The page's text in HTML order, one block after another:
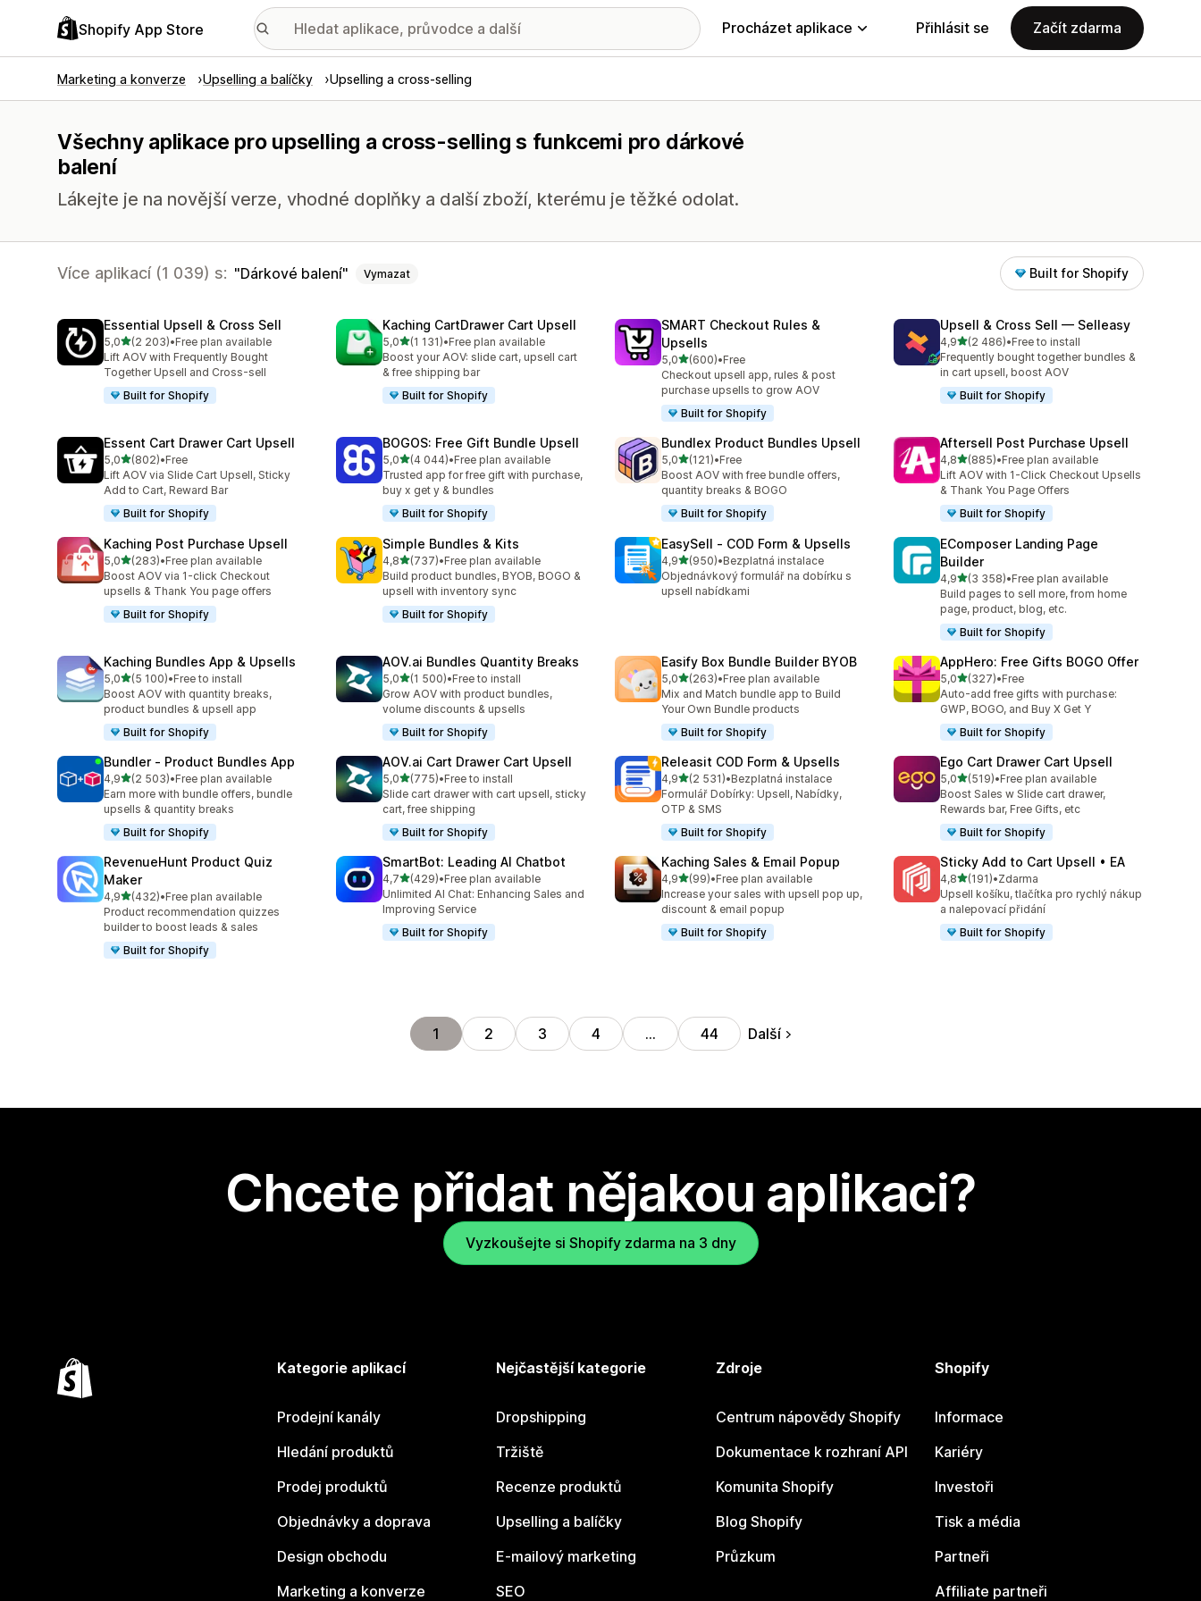
Shopify App Store Procházet aplikace Přihlásit se Začít zdarma
Marketing a konverze Upselling a balíčky Upselling a cross-selling
Všechny aplikace pro upselling a cross-selling s funkcemi pro dárkové
balení
Lákejte je na novější verze, vhodné doplňky a další zboží, kterému je těžké odolat.
Více aplikací (1 039) s: Dárkové balení Vymazat Built for Shopify
Essential Upsell & Cross Sell
5,0z 5 hvězd
(2 203)
Celkový počet recenzí: 2203
•Free plan available
Lift AOV with Frequently Bought
Together Upsell and Cross-sell
Built for Shopify
Kaching CartDrawer Cart Upsell
5,0z 5 hvězd
(1 131)
Celkový počet recenzí: 1131
•Free plan available
Boost your AOV: slide cart, upsell cart
& free shipping bar
Built for Shopify
SMART Checkout Rules &
Upsells
5,0z 5 hvězd
(600)
Celkový počet recenzí: 600
•Free
Checkout upsell app, rules & post
purchase upsells to grow AOV
Built for Shopify
Upsell & Cross Sell — Selleasy
4,9z 5 hvězd
(2 486)
Celkový počet recenzí: 2486
•Free to install
Frequently bought together bundles &
in cart upsell, boost AOV
Built for Shopify
Essent Cart Drawer Cart Upsell
5,0z 5 hvězd
(802)
Celkový počet recenzí: 802
•Free
Lift AOV via Slide Cart Upsell, Sticky
Add to Cart, Reward Bar
Built for Shopify
BOGOS: Free Gift Bundle Upsell
5,0z 5 hvězd
(4 044)
Celkový počet recenzí: 4044
•Free plan available
Trusted app for free gift with purchase,
buy x get y & bundles
Built for Shopify
Bundlex Product Bundles Upsell
5,0z 5 hvězd
(121)
Celkový počet recenzí: 121
•Free
Boost AOV with free bundle offers,
quantity breaks & BOGO
Built for Shopify
Aftersell Post Purchase Upsell
4,8z 5 hvězd
(885)
Celkový počet recenzí: 885
•Free plan available
Lift AOV with 1-Click Checkout Upsells
& Thank You Page Offers
Built for Shopify
Kaching Post Purchase Upsell
5,0z 5 hvězd
(283)
Celkový počet recenzí: 283
•Free plan available
Boost AOV via 1-click Checkout
upsells & Thank You page offers
Built for Shopify
Simple Bundles & Kits
4,8z 5 hvězd
(737)
Celkový počet recenzí: 737
•Free plan available
Build product bundles, BYOB, BOGO &
upsell with inventory sync
Built for Shopify
EasySell ‑ COD Form & Upsells
4,9z 5 hvězd
(950)
Celkový počet recenzí: 950
•Bezplatná instalace
Objednávkový formulář na dobírku s
upsell nabídkami
EComposer Landing Page
Builder
4,9z 5 hvězd
(3 358)
Celkový počet recenzí: 3358
•Free plan available
Build pages to sell more, from home
page, product, blog, etc.
Built for Shopify
Kaching Bundles App & Upsells
5,0z 5 hvězd
(5 100)
Celkový počet recenzí: 5100
•Free to install
Boost AOV with quantity breaks,
product bundles & upsell app
Built for Shopify
AOV.ai Bundles Quantity Breaks
5,0z 5 hvězd
(1 500)
Celkový počet recenzí: 1500
•Free to install
Grow AOV with product bundles,
volume discounts & upsells
Built for Shopify
Easify Box Bundle Builder BYOB
5,0z 5 hvězd
(263)
Celkový počet recenzí: 263
•Free plan available
Mix and Match bundle app to Build
Your Own Bundle products
Built for Shopify
AppHero: Free Gifts BOGO Offer
5,0z 5 hvězd
(327)
Celkový počet recenzí: 327
•Free
Auto-add free gifts with purchase:
GWP, BOGO, and Buy X Get Y
Built for Shopify
Bundler ‑ Product Bundles App
4,9z 5 hvězd
(2 503)
Celkový počet recenzí: 2503
•Free plan available
Earn more with bundle offers, bundle
upsells & quantity breaks
Built for Shopify
AOV.ai Cart Drawer Cart Upsell
5,0z 5 hvězd
(775)
Celkový počet recenzí: 775
•Free to install
Slide cart drawer with cart upsell, sticky
cart, free shipping
Built for Shopify
Releasit COD Form & Upsells
4,9z 5 hvězd
(2 531)
Celkový počet recenzí: 2531
•Bezplatná instalace
Formulář Dobírky: Upsell, Nabídky,
OTP & SMS
Built for Shopify
Ego Cart Drawer Cart Upsell
5,0z 5 hvězd
(519)
Celkový počet recenzí: 519
•Free plan available
Boost Sales w Slide cart drawer,
Rewards bar, Free Gifts, etc
Built for Shopify
RevenueHunt Product Quiz
Maker
4,9z 5 hvězd
(432)
Celkový počet recenzí: 432
•Free plan available
Product recommendation quizzes
builder to boost leads & sales
Built for Shopify
SmartBot: Leading AI Chatbot
4,7z 5 hvězd
(429)
Celkový počet recenzí: 429
•Free plan available
Unlimited AI Chat: Enhancing Sales and
Improving Service
Built for Shopify
Kaching Sales & Email Popup
4,9z 5 hvězd
(99)
Celkový počet recenzí: 99
•Free plan available
Increase your sales with upsell pop up,
discount & email popup
Built for Shopify
Sticky Add to Cart Upsell • EA
4,8z 5 hvězd
(191)
Celkový počet recenzí: 191
•Zdarma
Upsell košíku, tlačítka pro rychlý nákup
a nalepovací přidání
Built for Shopify
1 2 3 4 … 44 Další
Chcete přidat nějakou aplikaci?
Vyzkoušejte si Shopify zdarma na 3 dny
Kategorie aplikací
Prodejní kanály
Hledání produktů
Prodej produktů
Objednávky a doprava
Design obchodu
Marketing a konverze
Nejčastější kategorie
Dropshipping
Tržiště
Recenze produktů
Upselling a balíčky
E-mailový marketing
SEO
Zdroje
Centrum nápovědy Shopify
Dokumentace k rozhraní API
Komunita Shopify
Blog Shopify
Průzkum
Shopify
Informace
Kariéry
Investoři
Tisk a média
Partneři
Affiliate partneři